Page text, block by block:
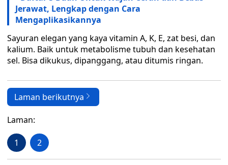
Jerawat, Lengkap dengan Cara
Mengaplikasikannya
Sayuran elegan yang kaya vitamin A, K, E, zat besi, dan
kalium. Baik untuk metabolisme tubuh dan kesehatan
sel. Bisa dikukus, dipanggang, atau ditumis ringan.
Laman berikutnya
Laman:
1 2